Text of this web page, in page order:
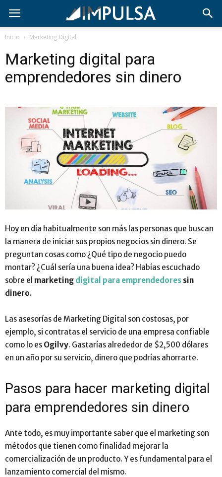
Inicio Marketing Digital
Marketing digital para
emprendedores sin dinero
Hoy en día habitualmente son más las personas que buscan
la manera de iniciar sus propios negocios sin dinero. Se
preguntan cosas como ¿Qué tipo de negocio puedo
montar? ¿Cuál sería una buena idea? Habías escuchado
sobre el marketing digital para emprendedores sin
dinero.
Las asesorías de Marketing Digital son costosas, por
ejemplo, si contratas el servicio de una empresa confiable
como lo es Ogilvy. Gastarías alrededor de $2,500 dólares
en un año por su servicio, dinero que podrías ahorrarte.
Pasos para hacer marketing digital
para emprendedores sin dinero
Ante todo, es muy importante saber que el marketing son
métodos que tienen como finalidad mejorar la
comercialización de un producto. Y es fundamental para el
lanzamiento comercial del mismo.